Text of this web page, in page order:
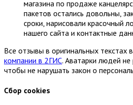
магазина по продаже
пакетов остались довольны,
сроки, нарисовали красочный
нашего сайта и контактные
Все отзывы в оригинальных текстах
компании в 2ГИС. Аватарки людей
чтобы не нарушать закон о
Сбор cookies